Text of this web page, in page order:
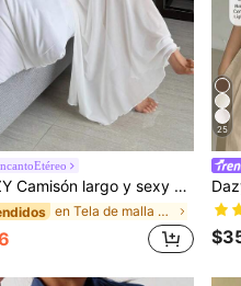
y sexy para mujer con hombros descubiertos, volantes y tela de malla transparente
en Tela de malla Vestidos de dormir para mujer
25